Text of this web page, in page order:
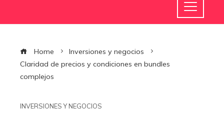
Home
Inversiones y negocios
Claridad de precios y condiciones en bundles
complejos
INVERSIONES Y NEGOCIOS